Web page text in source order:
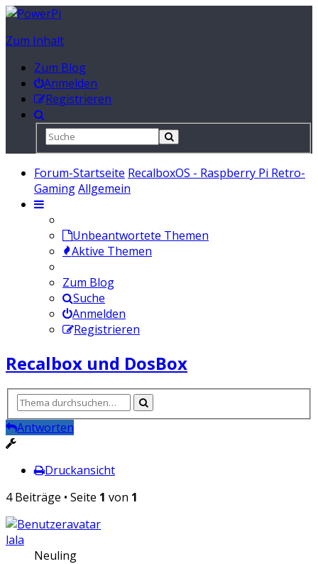
Zum Inhalt
Zum Blog
Anmelden
Registrieren
Forum-Startseite RecalboxOS - Raspberry Pi Retro-
GamingAllgemein
Unbeantwortete Themen
Aktive Themen
Zum Blog
Suche
Anmelden
Registrieren
Recalbox und DosBox
Antworten
Druckansicht
4 Beiträge • Seite 1 von 1
lala
Neuling